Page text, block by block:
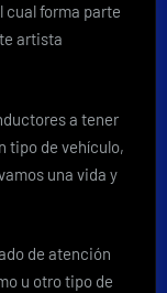
cual forma parte
artista
a tener
tipo de vehículo,
una vida y
de atención
u otro tipo de